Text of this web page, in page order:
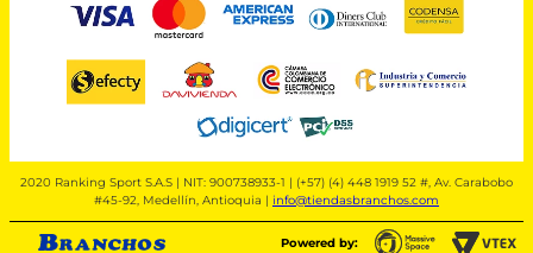
2020 Ranking Sport S.A.S | NIT: 900738933-1 | (+57) (4) 448 1919 52 #, Av. Carabobo
#45-92, Medellín, Antioquia | info@tiendasbranchos.com
Powered by: